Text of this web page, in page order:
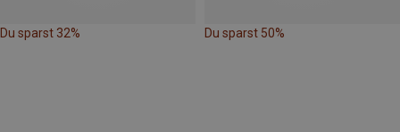
Du sparst 32% Du sparst 50%